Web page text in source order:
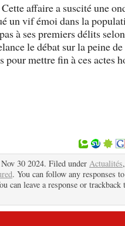
affaire a suscité une
un vif émoi dans la
à ses premiers délits selon
le débat sur la peine
pour mettre fin à ces actes
30 2024. Filed under Actualités
. You can follow any responses
can leave a response or trackback